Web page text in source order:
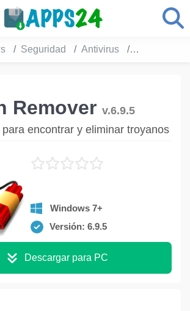
Seguridad Antivirus Trojan
Remover v.6.9.5
encontrar y eliminar troyanos
Windows 7+
Versión: 6.9.5
Descargar para PC